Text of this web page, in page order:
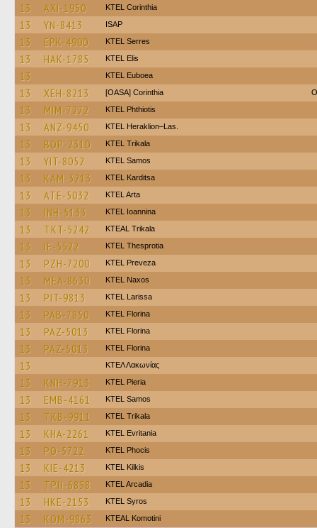
13 AXI-1950 KTEL Corinthia
13 YN-8413 ISAP
13 EPK-4900 KTEL Serres
13 HAK-1785 KTEL Elis
13 ΚΤΕL Euboea
13 XEH-8213 [OASA] Corinthia
13 MIM-7272 ΚΤΕL Phthiotis
13 ANZ-9450 KTEL Heraklion–Las.
13 BOP-2310 ΚΤΕL Τrikala
13 YIT-8052 KTEL Samos
13 KAM-3213 ΚΤΕL Karditsa
13 ATE-5032 KTEL Arta
13 INH-5133 KTEL Ioannina
13 TKT-5242 KTEAL Trikala
13 IE-5522 KTEL Thesprotia
13 PZH-7200 KTEL Preveza
13 MEA-8630 KTEL Naxos
13 PIT-9813 KTEL Larissa
13 PAB-7850 KTEL Florina
13 PAZ-5013 KTEL Florina
13 PAZ-5013 KTEL Florina
13 ΚΤΕΛ Λακωνίας
13 KNH-7913 KTEL Pieria
13 EMB-4161 KTEL Samos
13 TKB-9911 ΚΤΕL Τrikala
13 KHA-2261 ΚΤΕL Evritania
13 PO-5722 ΚΤΕL Phocis
13 KIE-4213 KTEL Kilkis
13 TPH-6858 KTEL Arcadia
13 HKE-2153 KTEL Syros
13 KOM-9863 KTEAL Komotini